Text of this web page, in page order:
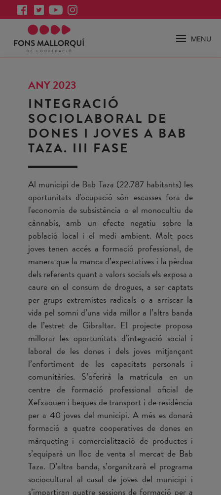
MENU
ANY 2023
INTEGRACIÓ
SOCIOLABORAL DE
DONES I JOVES A BAB
TAZA. III FASE
Al municipi de Bab Taza (22.787 habitants) les
oportunitats d'ocupació són escasses fora de
l'economia de subsistència o el monocultiu de
cànnabis, amb un efecte negatiu sobre la
població local i el medi ambient. Molt pocs
joves tenen accés a formació professional, de
manera que la manca d’expectatives i la pèrdua
dels referents quant a valors socials els exposa a
caure en el consum de drogues, a ser captats
per grups extremistes radicals o a arriscar la
vida pel somni d’una vida millor a l’altra banda
de l’estret de Gibraltar. El projecte proposa
millorar les oportunitats d’integració social i
laboral de les dones i dels joves mitjançant
l’enfortiment de les capacitats personals i
comunitàries. S’oferirà la matrícula en un
centre de formació professional oficial de
Xefxaouen i beques de transport i de residència
per a 40 joves del municipi. A més es donarà
formació a quatre cooperatives de dones en
màrqueting i comercialització de productes i
s’equiparà un lloc de venta al mercat de Bab
Taza. D’altra banda, s’organitzarà el programa
sociocultural al casal de joves del municipi i
s’impartiran quatre sessions de formació per a